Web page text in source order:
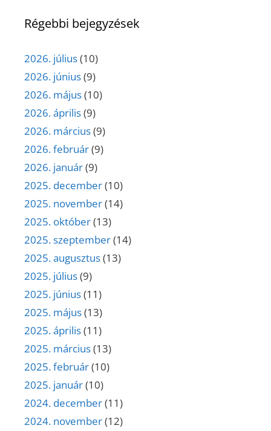
Régebbi bejegyzések
2026. július(10)
2026. június(9)
2026. május(10)
2026. április(9)
2026. március(9)
2026. február(9)
2026. január(9)
2025. december(10)
2025. november(14)
2025. október(13)
2025. szeptember(14)
2025. augusztus(13)
2025. július(9)
2025. június(11)
2025. május(13)
2025. április(11)
2025. március(13)
2025. február(10)
2025. január(10)
2024. december(11)
2024. november(12)